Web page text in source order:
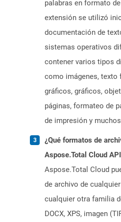
palabras en formato
extensión se utilizó
documentación de
sistemas operativos
contener varios tipos
como imágenes, texto
gráficos, gráficos,
páginas, formateo de
de impresión y
¿Qué formatos de
Aspose.Total Cloud
Aspose.Total Cloud
de archivo de
cualquier otra familia
DOCX, XPS, imagen